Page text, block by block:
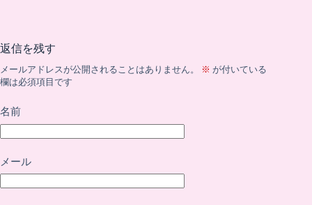
返信を残す
メールアドレスが公開されることはありません。 ※ が付いている
欄は必須項目です
名前
メール